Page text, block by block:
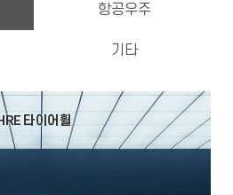
항공우주
기타
HRE 타이어휠